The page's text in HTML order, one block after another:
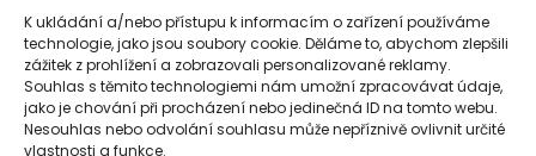
K ukládání a/nebo přístupu k informacím o zařízení používáme
technologie, jako jsou soubory cookie. Děláme to, abychom zlepšili
zážitek z prohlížení a zobrazovali personalizované reklamy.
Souhlas s těmito technologiemi nám umožní zpracovávat údaje,
jako je chování při procházení nebo jedinečná ID na tomto webu.
Nesouhlas nebo odvolání souhlasu může nepříznivě ovlivnit určité
vlastnosti a funkce.
výběru? ...
Přečtěte Si Více